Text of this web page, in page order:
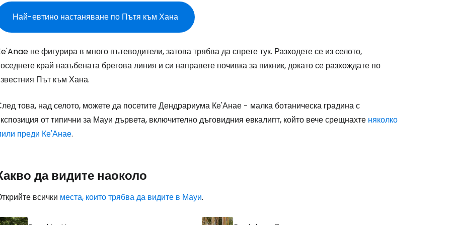
Най-евтино настаняване по Пътя към Хана
не фигурира в много пътеводители, затова трябва да спрете тук. Разходете се из селото,
край назъбената брегова линия и си направете почивка за пикник, докато се разхождате по
Път към Хана.
това, над селото, можете да посетите Дендрариума Ке'Анае - малка ботаническа градина с
от типични за Мауи дървета, включително дъговидния евкалипт, който вече срещнахте няколко
преди Ке'Анае.
да видите наоколо
всички места, които трябва да видите в Мауи.
Влезте в Cestee
Продължете с Google